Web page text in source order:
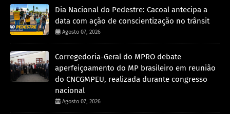
Dia Nacional do Pedestre: Cacoal antecipa a
data com ação de conscientização no trânsit
Agosto 07, 2026
Corregedoria-Geral do MPRO debate
aperfeiçoamento do MP brasileiro em reunião
do CNCGMPEU, realizada durante congresso
nacional
Agosto 07, 2026